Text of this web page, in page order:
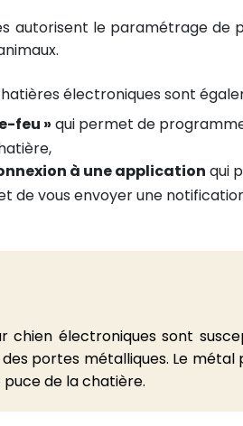
autorisent le paramétrage de
électroniques sont
feu » qui permet de
à une application qui
de vous envoyer une
chien électroniques sont
portes métalliques. Le
de la chatière.